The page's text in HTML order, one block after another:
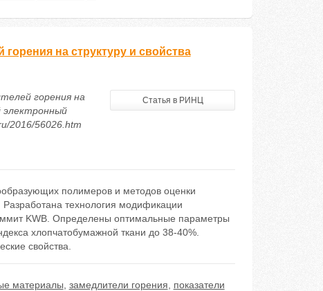
на структуру и свойства
горения на
электронный
2016/56026.htm
Статья в РИНЦ
полимеров и методов оценки
Разработана технология модификации
KWB. Определены оптимальные параметры
хлопчатобумажной ткани до 38-40%.
свойства.
материалы замедлители горения
показатели